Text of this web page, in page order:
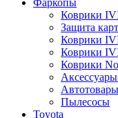
Фаркопы
Коврики
Защита
Коврики
Коврики
Коврики
Автотовары
Пылесосы
Toyota